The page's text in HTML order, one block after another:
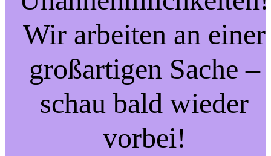
Wir arbeiten an einer
großartigen Sache –
schau bald wieder
vorbei!